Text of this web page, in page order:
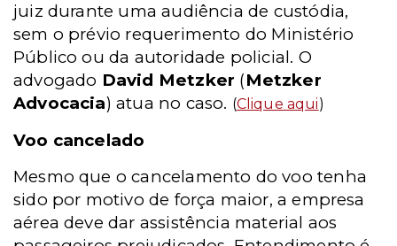
juiz durante uma audiência de custódia,
sem o prévio requerimento do Ministério
Público ou da autoridade policial. O
advogado David Metzker (Metzker
Advocacia) atua no caso. (Clique aqui)
Voo cancelado
Mesmo que o cancelamento do voo tenha
sido por motivo de força maior, a empresa
aérea deve dar assistência material aos